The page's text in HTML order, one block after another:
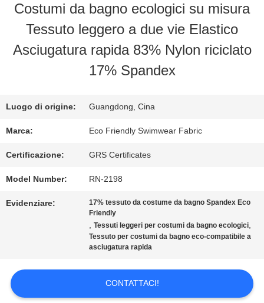
NOI
GIRO
FABBRICA
CONTROLLO
DI
QUALITÀ
CONTATTICI
NOTIZIE
Costumi da bagno ecologici su misura
Tessuto leggero a due vie Elastico
Asciugatura rapida 83% Nylon riciclato
17% Spandex
Luogo di origine: Guangdong, Cina
Marca: Eco Friendly Swimwear Fabric
Certificazione: GRS Certificates
Model Number: RN-2198
Evidenziare:
17% tessuto da costume da bagno Spandex Eco
Friendly
,Tessuti leggeri per costumi da bagno ecologici,
Tessuto per costumi da bagno eco-compatibile a
asciugatura rapida
CONTATTACI!